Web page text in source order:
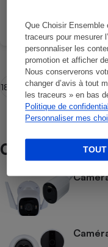
Que Choisir
traceurs pour mesurer
personnaliser les
promotion et afficher
Nous conserverons
changer d’avis à tout
les traceurs » en bas
Politique de
Personnaliser mes
Comparer
18 produits archivés
Comparateur